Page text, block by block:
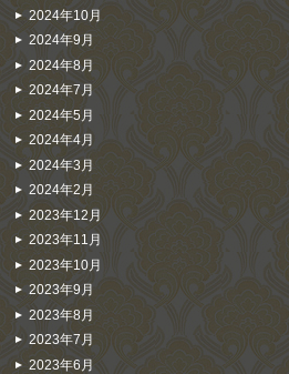
2024年10月
2024年9月
2024年8月
2024年7月
2024年5月
2024年4月
2024年3月
2024年2月
2023年12月
2023年11月
2023年10月
2023年9月
2023年8月
2023年7月
2023年6月